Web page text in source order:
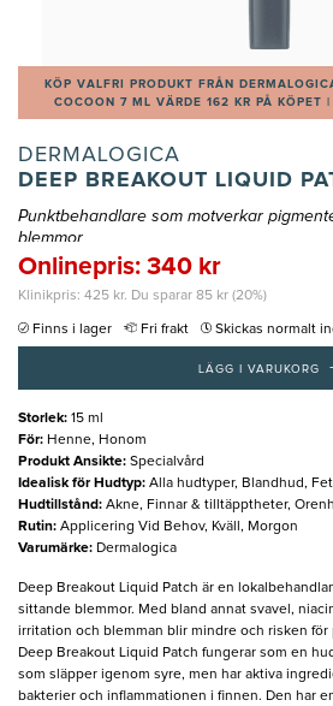
KÖP VALFRI PRODUKT FRÅN
COCOON 7 ML VÄRDE 162 KR PÅ KÖPET |
DERMALOGICA
DEEP BREAKOUT LIQUID
Punktbehandlare som motverkar
blemmor
Onlinepris: 340 kr
Klinikpris: 425 kr. Du sparar 85 kr (20%)
Finns i lager Fri frakt Skickas normalt
LÄGG I VARUKORG
Storlek: 15 ml
För: Henne, Honom
Produkt Ansikte: Specialvård
Idealisk för Hudtyp: Alla hudtyper, Blandhud,
Hudtillstånd: Akne, Finnar & tilltäpptheter,
Rutin: Applicering Vid Behov, Kväll, Morgon
Varumärke: Dermalogica
Deep Breakout Liquid Patch är en
sittande blemmor. Med bland annat svavel,
irritation och blemman blir mindre och risken för
Deep Breakout Liquid Patch fungerar som en
som släpper igenom syre, men har aktiva
bakterier och inflammationen i finnen. Den har